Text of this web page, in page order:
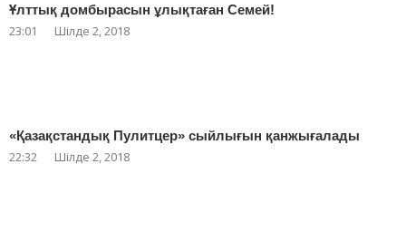
Ұлттық домбырасын ұлықтаған Семей!
23:01 Шілде 2, 2018
«Қазақстандық Пулитцер» сыйлығын қанжығалады
22:32 Шілде 2, 2018